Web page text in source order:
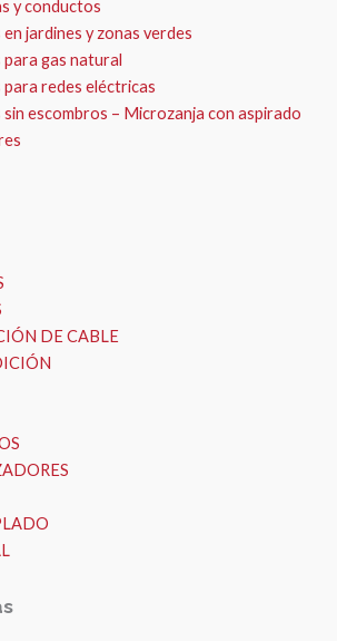
y conductos
jardines y zonas verdes
para gas natural
para redes eléctricas
sin escombros – Microzanja con aspirado
DE CABLE